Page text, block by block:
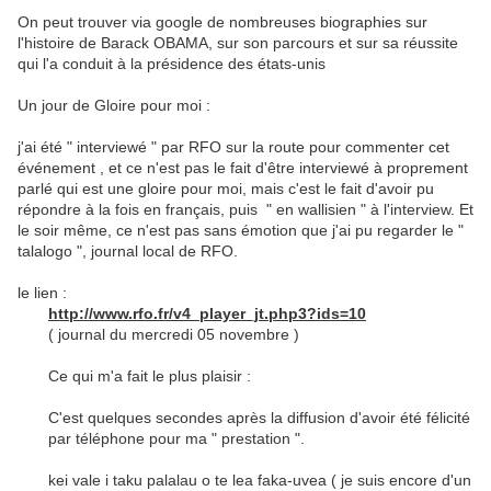
On peut trouver via google de nombreuses biographies sur
l'histoire de Barack OBAMA, sur son parcours et sur sa réussite
qui l'a conduit à la présidence des états-unis
Un jour de Gloire pour moi :
j'ai été " interviewé " par RFO sur la route pour commenter cet
événement , et ce n'est pas le fait d'être interviewé à proprement
parlé qui est une gloire pour moi, mais c'est le fait d'avoir pu
répondre à la fois en français, puis " en wallisien " à l'interview. Et
le soir même, ce n'est pas sans émotion que j'ai pu regarder le "
talalogo ", journal local de RFO.
le lien :
http://www.rfo.fr/v4_player_jt.php3?ids=10
( journal du mercredi 05 novembre )
Ce qui m'a fait le plus plaisir :
C'est quelques secondes après la diffusion d'avoir été félicité
par téléphone pour ma " prestation ".
kei vale i taku palalau o te lea faka-uvea ( je suis encore d'un